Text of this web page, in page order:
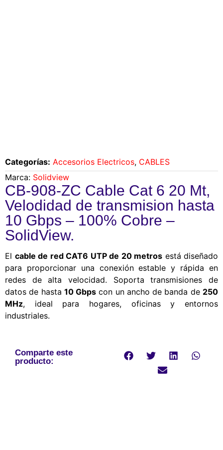
Categorías: Accesorios Electricos, CABLES
Marca: Solidview
CB-908-ZC Cable Cat 6 20 Mt,
Velodidad de transmision hasta
10 Gbps – 100% Cobre –
SolidView.
El cable de red CAT6 UTP de 20 metros está diseñado
para proporcionar una conexión estable y rápida en
redes de alta velocidad. Soporta transmisiones de
datos de hasta 10 Gbps con un ancho de banda de 250
MHz, ideal para hogares, oficinas y entornos
industriales.
Comparte este
producto: